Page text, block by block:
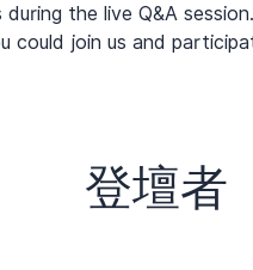
during the live Q&A
could join us and
登壇者